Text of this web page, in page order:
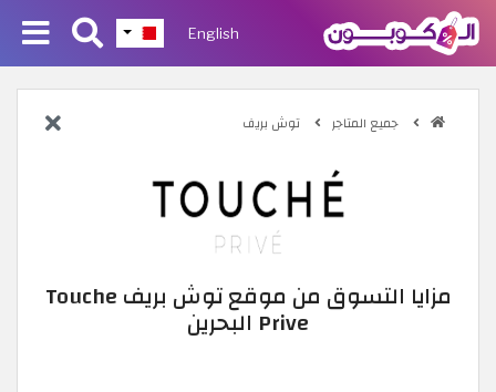
English
جميع المتاجر توش بريف
مزايا التسوق من موقع توش بريف Touche
Prive البحرين